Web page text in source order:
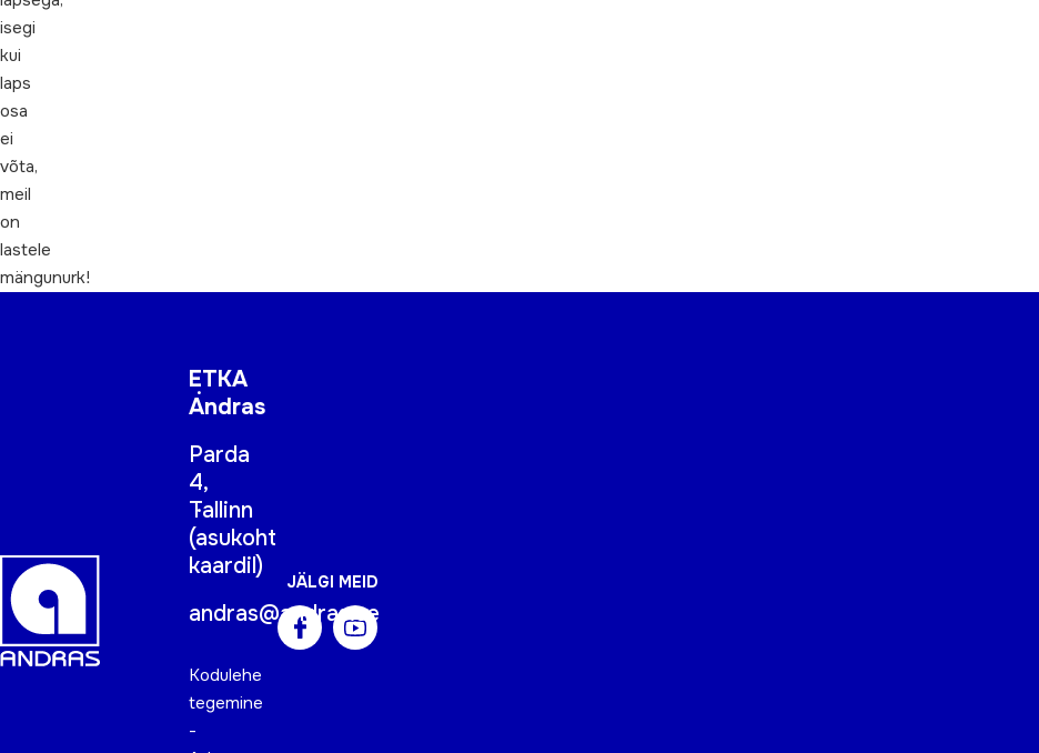
isegi
kui
laps
osa
ei
võta,
meil
on
lastele
mängunurk!
ETKA
Andras
Parda
4,
Tallinn
(asukoht
kaardil)
andras@andras.ee
Kodulehe
tegemine
-
JÄLGI MEID